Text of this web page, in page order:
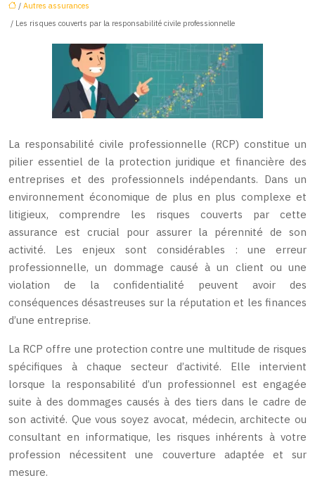
/ Autres assurances
/ Les risques couverts par la responsabilité civile professionnelle
La responsabilité civile professionnelle (RCP) constitue un
pilier essentiel de la protection juridique et financière des
entreprises et des professionnels indépendants. Dans un
environnement économique de plus en plus complexe et
litigieux, comprendre les risques couverts par cette
assurance est crucial pour assurer la pérennité de son
activité. Les enjeux sont considérables : une erreur
professionnelle, un dommage causé à un client ou une
violation de la confidentialité peuvent avoir des
conséquences désastreuses sur la réputation et les finances
d’une entreprise.
La RCP offre une protection contre une multitude de risques
spécifiques à chaque secteur d’activité. Elle intervient
lorsque la responsabilité d’un professionnel est engagée
suite à des dommages causés à des tiers dans le cadre de
son activité. Que vous soyez avocat, médecin, architecte ou
consultant en informatique, les risques inhérents à votre
profession nécessitent une couverture adaptée et sur
mesure.